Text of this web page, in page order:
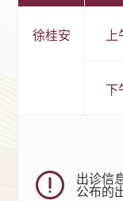
徐桂安 上
下
出诊信
公布的